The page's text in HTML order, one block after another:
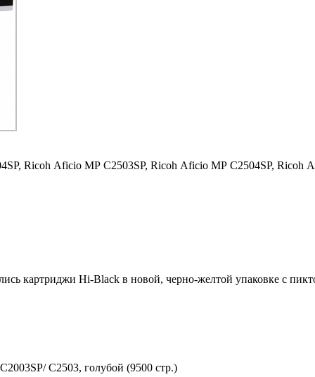
Ricoh Aficio MP C2503SP, Ricoh Aficio MP C2504SP, Ricoh
картриджи Hi-Black в новой, черно-желтой упаковке с
C2503, голубой (9500 стр.)